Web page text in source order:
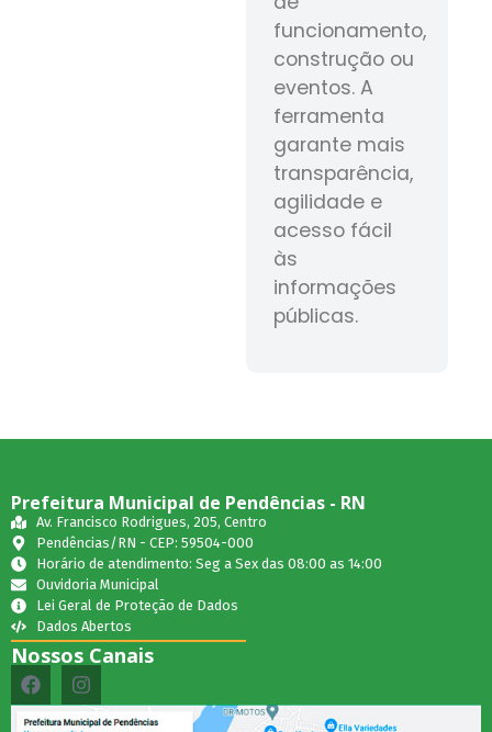
funcionamento,
construção ou
eventos. A
ferramenta
garante mais
transparência,
agilidade e
acesso fácil
às
informações
públicas.
Prefeitura Municipal de Pendências - RN
Av. Francisco Rodrigues, 205, Centro
Pendências/RN - CEP: 59504-000
Horário de atendimento: Seg a Sex das 08:00 as 14:00
Ouvidoria Municipal
Lei Geral de Proteção de Dados
Dados Abertos
Nossos Canais